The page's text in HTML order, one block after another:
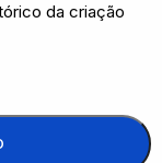
da criação